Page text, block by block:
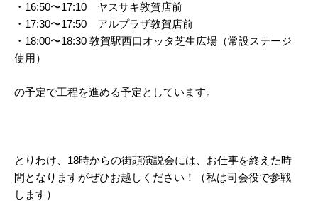
・16:50〜17:10 ヤスサキ敦賀店前
・17:30〜17:50 アルプラザ敦賀店前
・18:00〜18:30 敦賀駅西口オッタ芝生広場（常設ステージ
使用）
の予定で工程を進める予定としています。
とりわけ、18時からの街頭演説会には、お仕事を終えた時
間となりますがぜひお越しください！（私は司会役で参戦
します）